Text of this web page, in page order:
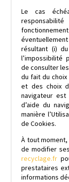
Le cas
résultant (i)
l’impossibilité
de consulter
du fait du choix
et des choix
navigateur
d’aide du
manière
de Cookies.
À tout moment,
de modifier
recyclage.fr
prestataires
informations